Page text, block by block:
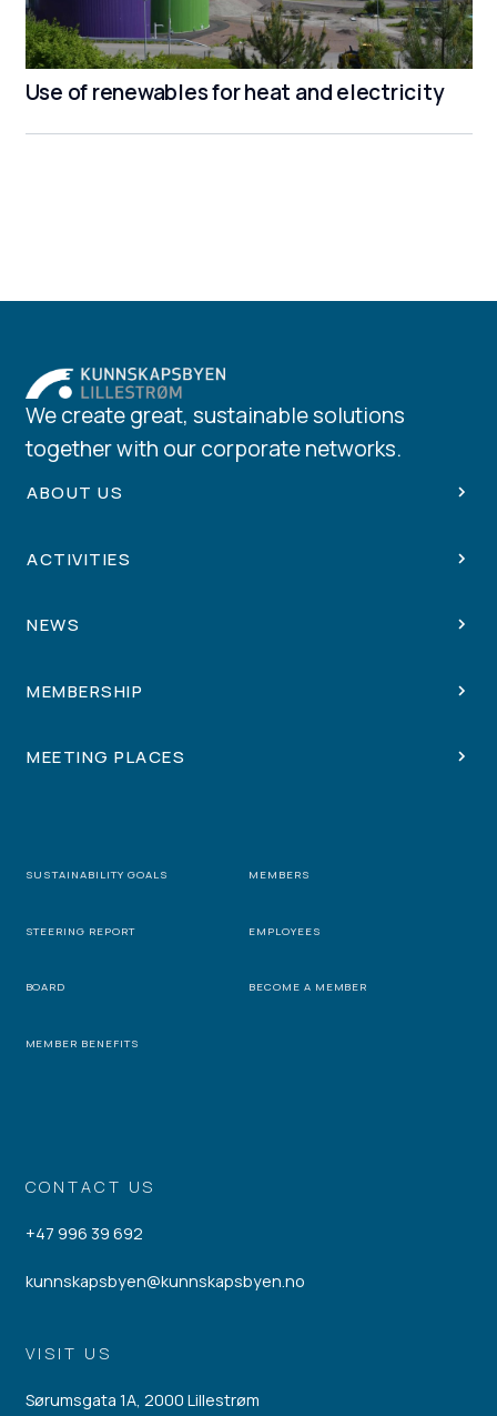
Use of renewables for heat and electricity
CONTACT US
+47 996 39 692
kunnskapsbyen@kunnskapsbyen.no
VISIT US
Sørumsgata 1A, 2000 Lillestrøm
We create great, sustainable solutions
together with our corporate networks.
ABOUT US
ACTIVITIES
NEWS
MEMBERSHIP
MEETING PLACES
SUSTAINABILITY GOALS MEMBERS
STEERING REPORT EMPLOYEES
BOARD BECOME A MEMBER
MEMBER BENEFITS